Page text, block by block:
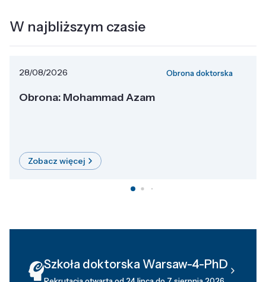
W najbliższym czasie
28/08/2026 Obrona doktorska
Obrona: Mohammad Azam
Zobacz więcej
Szkoła doktorska Warsaw-4-PhD